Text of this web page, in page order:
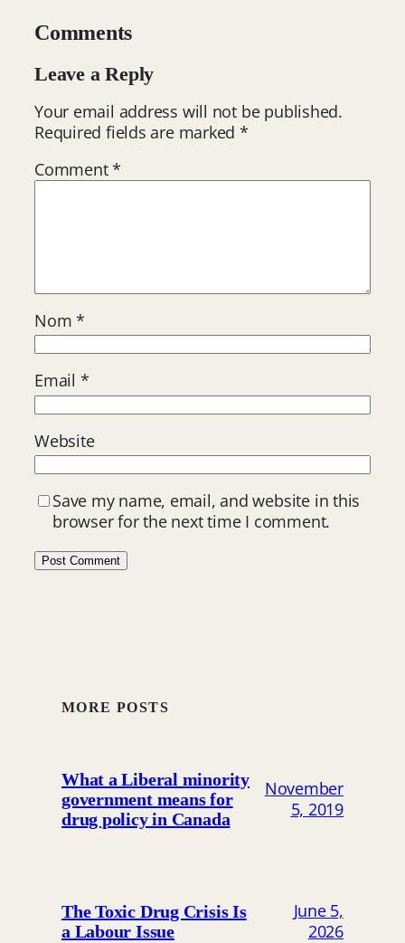
Comments
Leave a Reply
Your email address will not be published.
Required fields are marked*
Comment*
Nom*
Email *
Website
Save my name, email, and website in this
browser for the next time I comment.
MORE POSTS
What a Liberal minority
government means for
drug policy in Canada
November
5, 2019
The Toxic Drug Crisis Is
a Labour Issue
June 5,
2026